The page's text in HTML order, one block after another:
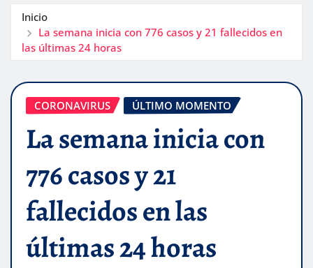
Inicio
La semana inicia con 776 casos y 21 fallecidos en
las últimas 24 horas
CORONAVIRUS ÚLTIMO MOMENTO
La semana inicia con
776 casos y 21
fallecidos en las
últimas 24 horas